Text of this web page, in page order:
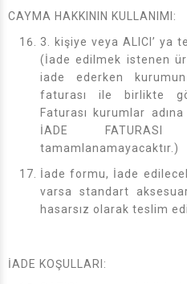
CAYMA HAKKININ KULLANIMI:
3. kişiye veya ALICI’ ya
(İade edilmek istenen
iade ederken
faturası ile birlikte
Faturası kurumlar
İADE FATURASI
tamamlanamayacaktır.)
İade formu, İade
varsa standart
hasarsız olarak teslim
İADE KOŞULLARI: